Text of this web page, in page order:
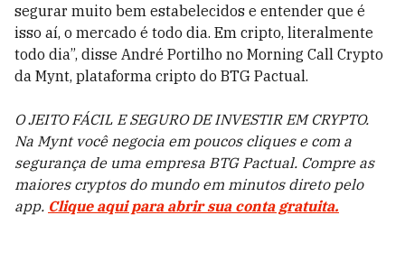
segurar muito bem estabelecidos e entender que é
isso aí, o mercado é todo dia. Em cripto, literalmente
todo dia”, disse André Portilho no Morning Call Crypto
da Mynt, plataforma cripto do BTG Pactual.
O JEITO FÁCIL E SEGURO DE INVESTIR EM CRYPTO.
Na Mynt você negocia em poucos cliques e com a
segurança de uma empresa BTG Pactual. Compre as
maiores cryptos do mundo em minutos direto pelo
app. Clique aqui para abrir sua conta gratuita.